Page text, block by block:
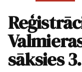
sāksies